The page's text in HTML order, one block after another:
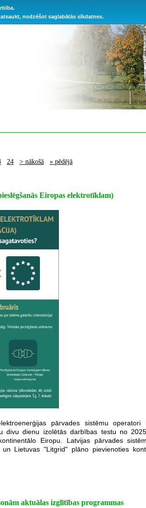
nodzēšot saglabātās sīkdatnes.
24 > nākošā » pēdējā
Eiropas elektrotīklam)
pārvades sistēmu operatori
divu dienu izolētās darbības testu no
Eiropu. Latvijas pārvades
Lietuvas "Litgrid" plāno pievienoties
aktuālas izglītības programmas